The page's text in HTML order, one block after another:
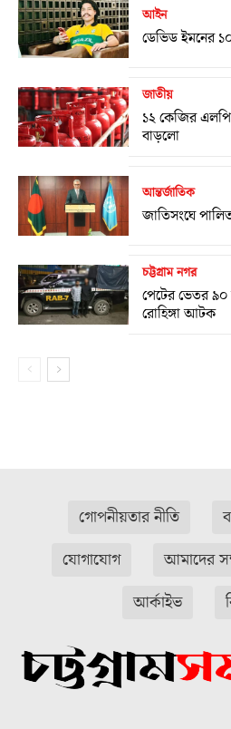
আইন
ডেভিড ইমনের
জাতীয়
১২ কেজির
বাড়লো
আন্তর্জাতিক
জাতিসংঘে
চট্টগ্রাম নগর
পেটের ভেতর ৯০
রোহিঙ্গা আটক
গোপনীয়তার নীতি
যোগাযোগ
আমাদের
আর্কাইভ